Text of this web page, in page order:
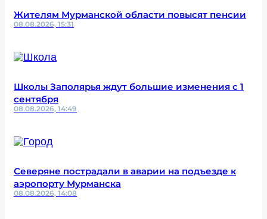
Жителям Мурманской области повысят пенсии
08.08.2026, 15:31
Школы Заполярья ждут большие изменения с 1
сентября
08.08.2026, 14:49
Северяне пострадали в аварии на подъезде к
аэропорту Мурманска
08.08.2026, 14:08